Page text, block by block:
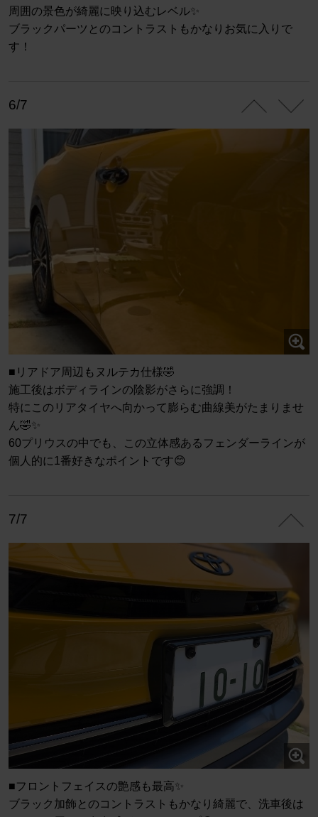
周囲の景色が綺麗に映り込むレベル✨
ブラックパーツとのコントラストもかなりお気に入りで
す！
6/7
■リアドア周辺もヌルテカ仕様🤣
施工後はボディラインの陰影がさらに強調！
特にこのリアタイヤへ向かって膨らむ曲線美がたまりませ
ん🤣✨
60プリウスの中でも、この立体感あるフェンダーラインが
個人的に1番好きなポイントです😊
7/7
■フロントフェイスの艶感も最高✨
ブラック加飾とのコントラストもかなり綺麗で、洗車後は